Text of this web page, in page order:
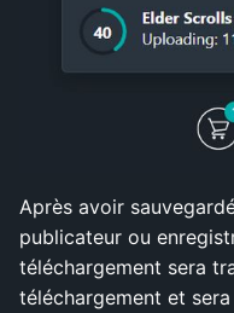
Après avoir
publicateur ou
téléchargement sera
téléchargement et